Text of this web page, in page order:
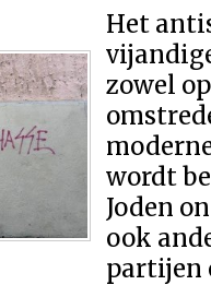
Het
zowel
wordt
Joden
ook
partijen